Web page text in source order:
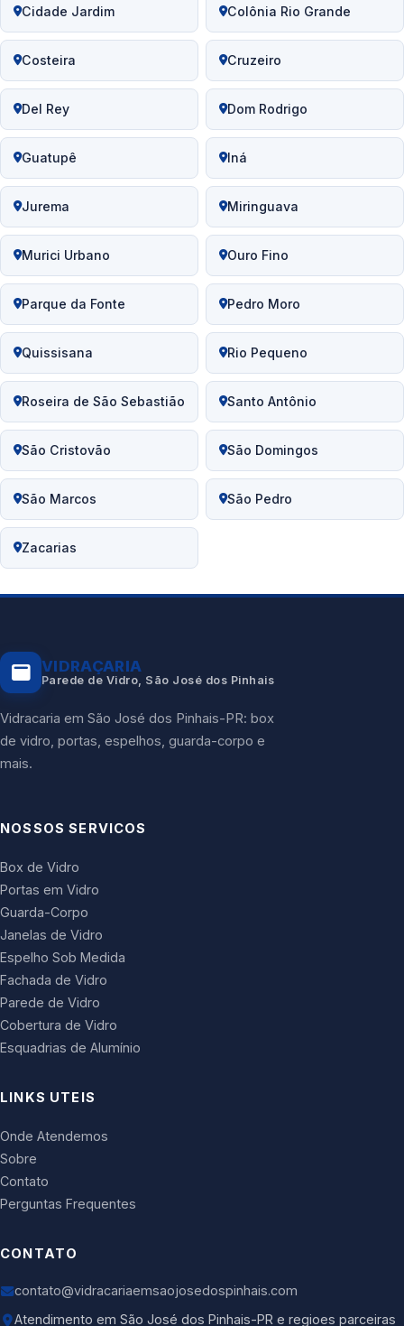
Cidade Jardim Colônia Rio Grande
Costeira Cruzeiro
Del Rey Dom Rodrigo
Guatupê Iná
Jurema Miringuava
Murici Urbano Ouro Fino
Parque da Fonte Pedro Moro
Quissisana Rio Pequeno
Roseira de São Sebastião Santo Antônio
São Cristovão São Domingos
São Marcos São Pedro
Zacarias
VIDRAÇARIA
Parede de Vidro, São José dos Pinhais
Vidracaria em São José dos Pinhais-PR: box
de vidro, portas, espelhos, guarda-corpo e
mais.
NOSSOS SERVICOS
Box de Vidro
Portas em Vidro
Guarda-Corpo
Janelas de Vidro
Espelho Sob Medida
Fachada de Vidro
Parede de Vidro
Cobertura de Vidro
Esquadrias de Alumínio
LINKS UTEIS
Onde Atendemos
Sobre
Contato
Perguntas Frequentes
CONTATO
contato@vidracariaemsaojosedospinhais.com
Atendimento em São José dos Pinhais-PR e regioes parceiras